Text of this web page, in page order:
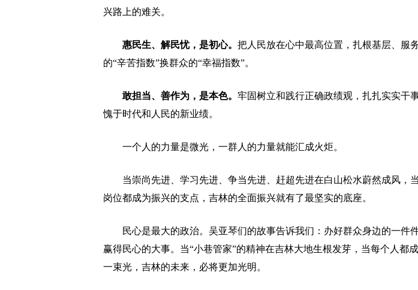
兴路上的难关。
惠民生、解民忧，是初心。 把人民放在心中最高位置，扎根基层、服
的“辛苦指数”换群众的“幸福指数”。
敢担当、善作为，是本色。 牢固树立和践行正确政绩观，扎扎实实干
愧于时代和人民的新业绩。
一个人的力量是微光，一群人的力量就能汇成火炬。
当崇尚先进、学习先进、争当先进、赶超先进在白山松水蔚然成风，
岗位都成为振兴的支点，吉林的全面振兴就有了最坚实的底座。
民心是最大的政治。吴亚琴们的故事告诉我们：办好群众身边的一件
赢得民心的大事。当“小巷管家”的精神在吉林大地生根发芽，当每个人都
一束光，吉林的未来，必将更加光明。